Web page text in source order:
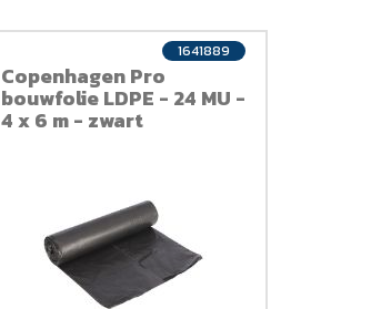
Copenhagen Pro
bouwfolie LDPE - 24 MU -
4 x 6 m - zwart
1641889